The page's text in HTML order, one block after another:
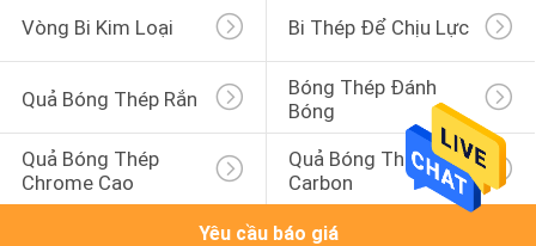
Vòng Bi Kim Loại Bi Thép Để Chịu Lực
Quả Bóng Thép Rắn
Bóng Thép Đánh
Bóng
Quả Bóng Thép
Chrome Cao
Quả Bóng Thép
Carbon
Yêu cầu báo giá